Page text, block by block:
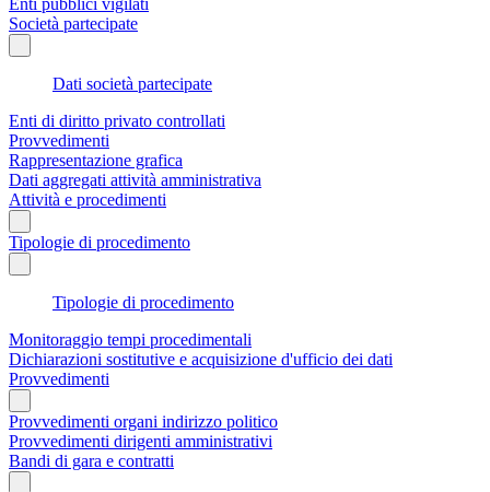
Società partecipate
Dati società partecipate
Enti di diritto privato controllati
Provvedimenti
Rappresentazione grafica
Dati aggregati attività amministrativa
Attività e procedimenti
Tipologie di procedimento
Tipologie di procedimento
Monitoraggio tempi procedimentali
Dichiarazioni sostitutive e acquisizione d'ufficio dei dati
Provvedimenti
Provvedimenti organi indirizzo politico
Provvedimenti dirigenti amministrativi
Bandi di gara e contratti